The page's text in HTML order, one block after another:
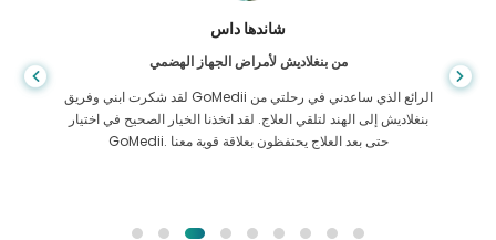
شاندها داس
من بنغلاديش لأمراض الجهاز الهضمي
لقد شكرت ابني وفريق GoMedii الرائع الذي ساعدني في رحلتي من
بنغلاديش إلى الهند لتلقي العلاج. لقد اتخذنا الخيار الصحيح في اختيار
GoMedii. حتى بعد العلاج يحتفظون بعلاقة قوية معنا